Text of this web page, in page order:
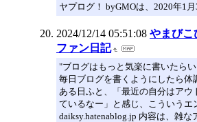
ヤプログ！ byGMOは、2020年1
2024/12/14 05:51:08 やまびこ
ファン日記
"ブログはもっと気楽に書いたら
毎日ブログを書くようにしたら体
ある日ふと、「最近の自分はアウ
ているなー」と感じ、こういうエ
daiksy.hatenablog.jp 内容は、雑